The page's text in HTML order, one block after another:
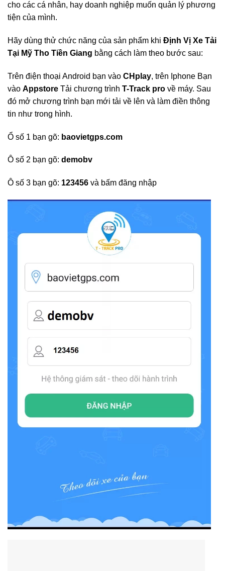
cho các cá nhân, hay doanh nghiệp muốn quản lý phương
tiện của mình.
Hãy dùng thử chức năng của sản phẩm khi Định Vị Xe Tải
Tại Mỹ Tho Tiền Giang bằng cách làm theo bước sau:
Trên điện thoại Android bạn vào CHplay, trên Iphone Bạn
vào Appstore Tải chương trình T-Track pro về máy. Sau
đó mở chương trình bạn mới tải về lên và làm điền thông
tin như trong hình.
Ổ số 1 bạn gõ: baovietgps.com
Ô số 2 bạn gõ: demobv
Ô số 3 bạn gõ: 123456 và bấm đăng nhập